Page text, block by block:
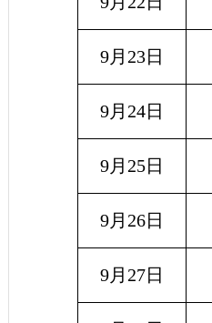
9月23日
9月24日
9月25日
9月26日
9月27日